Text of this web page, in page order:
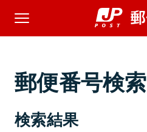
郵便番号検索
検索結果